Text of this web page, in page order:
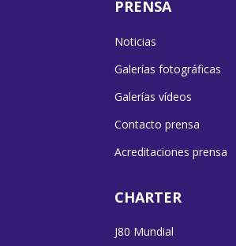
PRENSA
Noticias
Galerías fotográficas
Galerías vídeos
Contacto prensa
Acreditaciones prensa
CHARTER
J80 Mundial